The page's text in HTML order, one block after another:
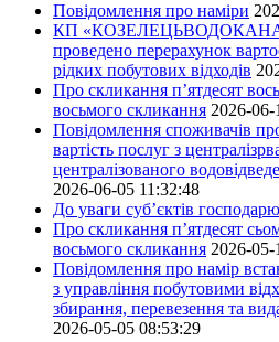
Повідомлення про наміри
КП
проведено перерахунок
рідких побутових відходів
Про скликання п’ятдесят
восьмого скликання 2026-06-
Повідомлення споживачів
вартість послуг з
централізованого
2026-06-05 11:32:48
До уваги суб’єктів
Про скликання п’ятдесят
восьмого скликання 2026-05-
Повідомлення про намір
з управління побутовими
збирання, перевезення та
2026-05-05 08:53:29